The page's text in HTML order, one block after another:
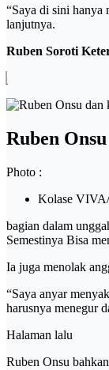
“Saya di sini hanya
lanjutnya.
Ruben Soroti
Ruben
Photo :
Kolase VIVA/
bagian dalam
Semestinya Bisa
Ia juga menolak
“Saya anyar
harusnya menegur
Halaman lalu
Ruben Onsu